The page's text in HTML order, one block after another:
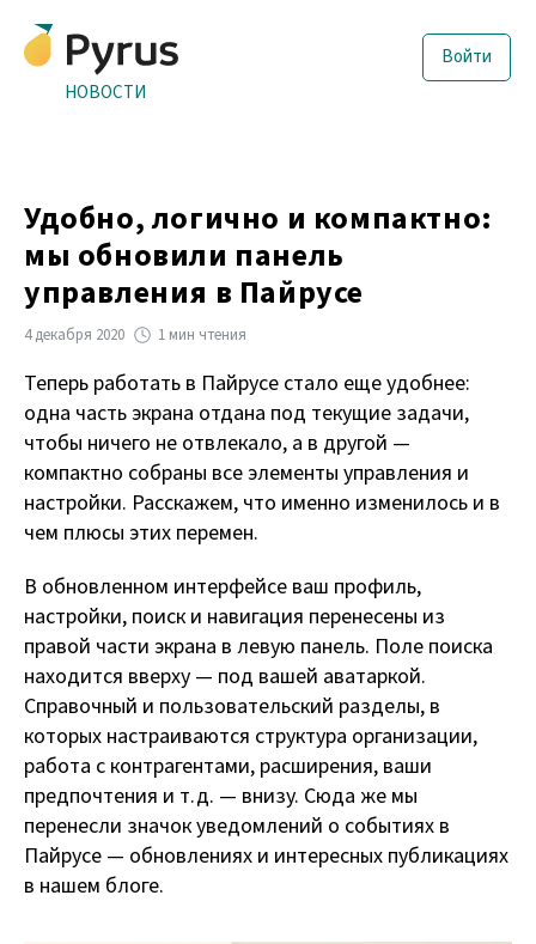
НОВОСТИ
Войти
Удобно, логично и компактно:
мы обновили панель
управления в Пайрусе
4 декабря 2020 1 мин чтения
Теперь работать в Пайрусе стало еще удобнее:
одна часть экрана отдана под текущие задачи,
чтобы ничего не отвлекало, а в другой —
компактно собраны все элементы управления и
настройки. Расскажем, что именно изменилось и в
чем плюсы этих перемен.
В обновленном интерфейсе ваш профиль,
настройки, поиск и навигация перенесены из
правой части экрана в левую панель. Поле поиска
находится вверху — под вашей аватаркой.
Справочный и пользовательский разделы, в
которых настраиваются структура организации,
работа с контрагентами, расширения, ваши
предпочтения и т.д. — внизу. Сюда же мы
перенесли значок уведомлений о событиях в
Пайрусе — обновлениях и интересных публикациях
в нашем блоге.